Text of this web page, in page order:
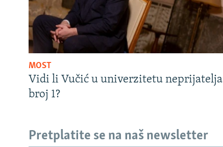
MOST
Vidi li Vučić u univerzitetu neprijatelja
broj 1?
Pretplatite se na naš newsletter